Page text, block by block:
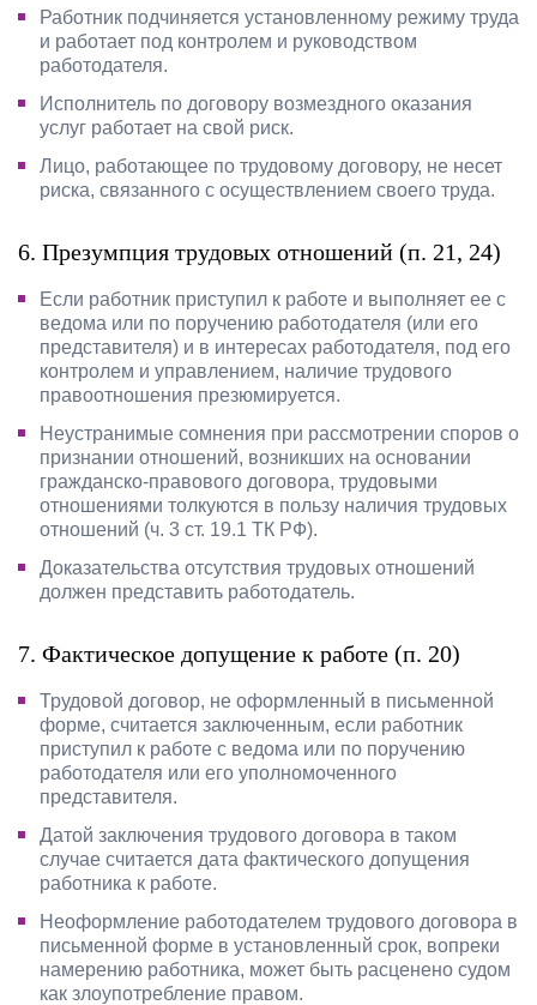
Работник подчиняется установленному режиму труда
и работает под контролем и руководством
работодателя.
Исполнитель по договору возмездного оказания
услуг работает на свой риск.
Лицо, работающее по трудовому договору, не несет
риска, связанного с осуществлением своего труда.
6. Презумпция трудовых отношений (п. 21, 24)
Если работник приступил к работе и выполняет ее с
ведома или по поручению работодателя (или его
представителя) и в интересах работодателя, под его
контролем и управлением, наличие трудового
правоотношения презюмируется.
Неустранимые сомнения при рассмотрении споров о
признании отношений, возникших на основании
гражданско-правового договора, трудовыми
отношениями толкуются в пользу наличия трудовых
отношений (ч. 3 ст. 19.1 ТК РФ).
Доказательства отсутствия трудовых отношений
должен представить работодатель.
7. Фактическое допущение к работе (п. 20)
Трудовой договор, не оформленный в письменной
форме, считается заключенным, если работник
приступил к работе с ведома или по поручению
работодателя или его уполномоченного
представителя.
Датой заключения трудового договора в таком
случае считается дата фактического допущения
работника к работе.
Неоформление работодателем трудового договора в
письменной форме в установленный срок, вопреки
намерению работника, может быть расценено судом
как злоупотребление правом.